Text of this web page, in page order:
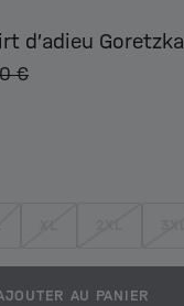
d’adieu Goretzka
€
AU PANIER